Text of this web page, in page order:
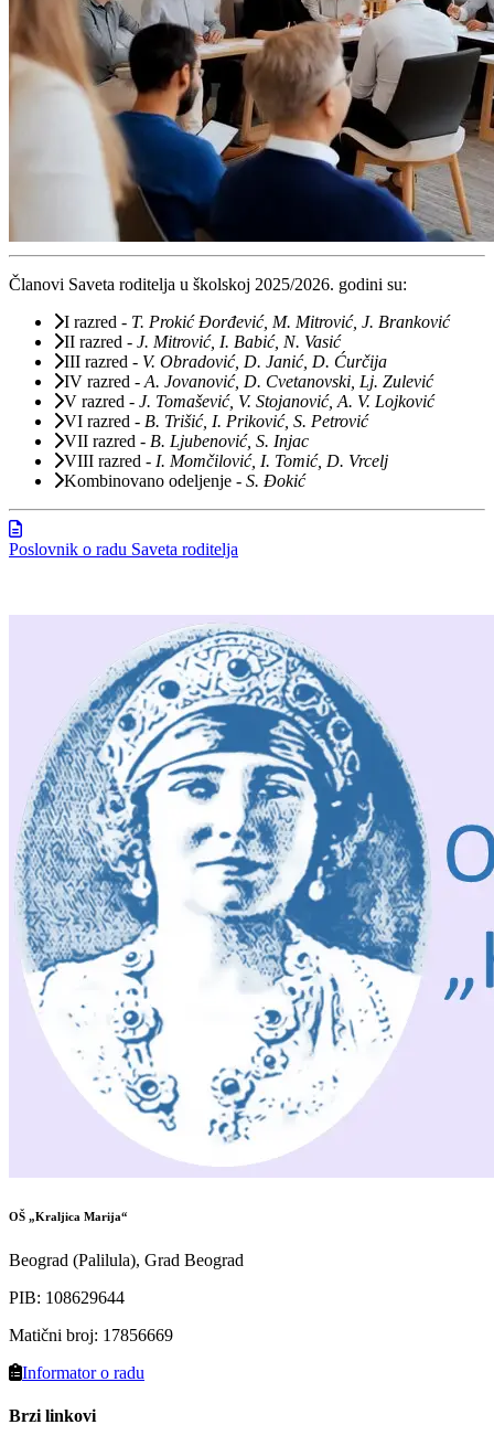
Članovi Saveta roditelja u školskoj 2025/2026. godini su:
I razred - T. Prokić Đorđević, M. Mitrović, J. Branković
II razred - J. Mitrović, I. Babić, N. Vasić
III razred - V. Obradović, D. Janić, D. Ćurčija
IV razred - A. Jovanović, D. Cvetanovski, Lj. Zulević
V razred - J. Tomašević, V. Stojanović, A. V. Lojković
VI razred - B. Trišić, I. Priković, S. Petrović
VII razred - B. Ljubenović, S. Injac
VIII razred - I. Momčilović, I. Tomić, D. Vrcelj
Kombinovano odeljenje - S. Đokić
Poslovnik o radu Saveta roditelja
OŠ „Kraljica Marija“
Beograd (Palilula), Grad Beograd
PIB: 108629644
Matični broj: 17856669
Informator o radu
Brzi linkovi